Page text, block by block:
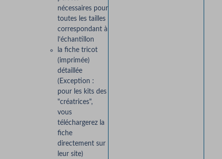
nécessaires pour
toutes les tailles
correspondant à
l’échantillon
la fiche tricot
(imprimée)
détaillée
(Exception :
pour les kits des
"créatrices",
vous
téléchargerez la
fiche
directement sur
leur site)